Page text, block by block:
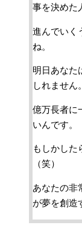
事を決めた
進んでいく
ね。
明日あなた
しれません。
億万長者に
いんです。
もしかした
（笑）
あなたの非
が夢を創造